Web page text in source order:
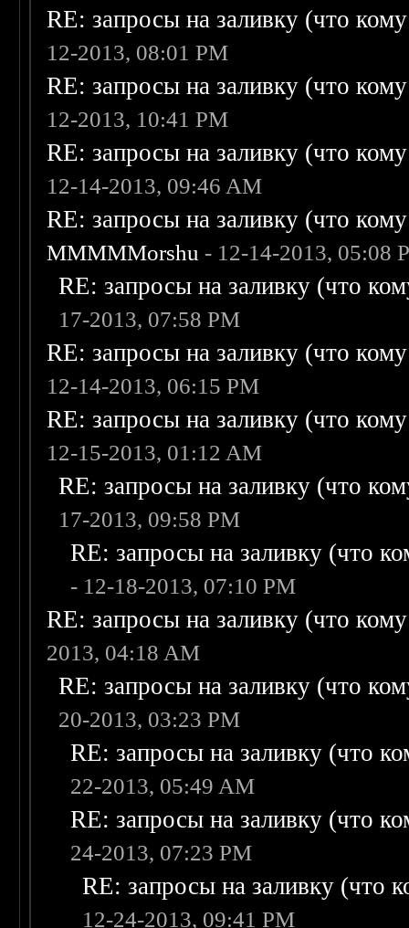
RE: запросы на заливку (что
12-2013, 08:01 PM
RE: запросы на заливку (что
12-2013, 10:41 PM
RE: запросы на заливку (что
12-14-2013, 09:46 AM
RE: запросы на заливку (что
MMMMMorshu - 12-14-2013, 05:08
RE: запросы на заливку (что
17-2013, 07:58 PM
RE: запросы на заливку (что
12-14-2013, 06:15 PM
RE: запросы на заливку (что
12-15-2013, 01:12 AM
RE: запросы на заливку (что
17-2013, 09:58 PM
RE: запросы на заливку (что
- 12-18-2013, 07:10 PM
RE: запросы на заливку (что
2013, 04:18 AM
RE: запросы на заливку (что
20-2013, 03:23 PM
RE: запросы на заливку (что
22-2013, 05:49 AM
RE: запросы на заливку (что
24-2013, 07:23 PM
RE: запросы на заливку (что
12-24-2013, 09:41 PM